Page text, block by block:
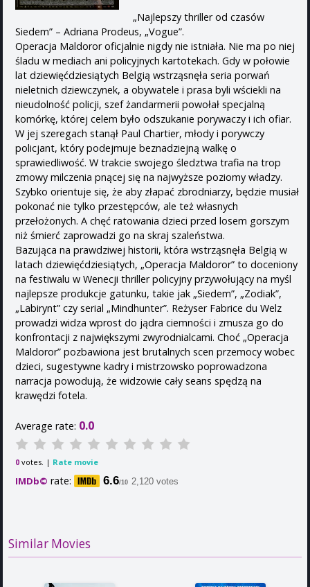
„Najlepszy thriller od czasów
Siedem” – Adriana Prodeus, „Vogue”.
Operacja Maldoror oficjalnie nigdy nie istniała. Nie ma po niej
śladu w mediach ani policyjnych kartotekach. Gdy w połowie
lat dziewięćdziesiątych Belgią wstrząsnęła seria porwań
nieletnich dziewczynek, a obywatele i prasa byli wściekli na
nieudolność policji, szef żandarmerii powołał specjalną
komórkę, której celem było odszukanie porywaczy i ich ofiar.
W jej szeregach stanął Paul Chartier, młody i porywczy
policjant, który podejmuje beznadziejną walkę o
sprawiedliwość. W trakcie swojego śledztwa trafia na trop
zmowy milczenia pnącej się na najwyższe poziomy władzy.
Szybko orientuje się, że aby złapać zbrodniarzy, będzie musiał
pokonać nie tylko przestępców, ale też własnych
przełożonych. A chęć ratowania dzieci przed losem gorszym
niż śmierć zaprowadzi go na skraj szaleństwa.
Bazująca na prawdziwej historii, która wstrząsnęła Belgią w
latach dziewięćdziesiątych, „Operacja Maldoror” to doceniony
na festiwalu w Wenecji thriller policyjny przywołujący na myśl
najlepsze produkcje gatunku, takie jak „Siedem”, „Zodiak”,
„Labirynt” czy serial „Mindhunter”. Reżyser Fabrice du Welz
prowadzi widza wprost do jądra ciemności i zmusza go do
konfrontacji z największymi zwyrodnialcami. Choć „Operacja
Maldoror” pozbawiona jest brutalnych scen przemocy wobec
dzieci, sugestywne kadry i mistrzowsko poprowadzona
narracja powodują, że widzowie cały seans spędzą na
krawędzi fotela.
Average rate: 0.0
0 votes. | Rate movie
IMDb© rate: 6.6/10 2,120 votes
Similar Movies